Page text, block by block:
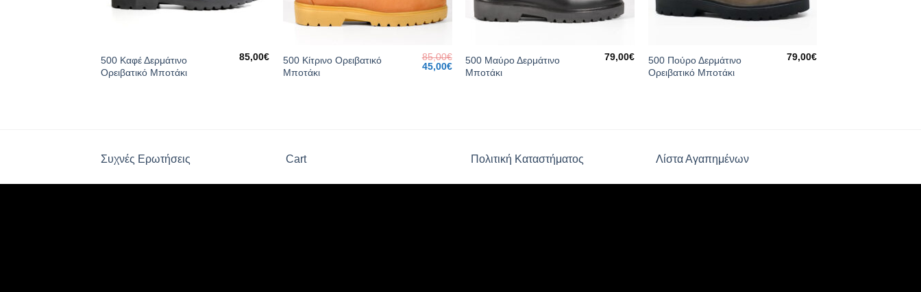
500 Καφέ Δερμάτινο
Ορειβατικό Μποτάκι
85,00€
500 Κίτρινο Ορειβατικό
Μποτάκι
85,00€
Original
45,00€Current
price
500 Μαύρο Δερμάτινο
Μποτάκι
79,00€
500 Πούρο Δερμάτινο
Ορειβατικό Μποτάκι
79,00€
Συχνές Ερωτήσεις Cart Πολιτική Καταστήματος Λίστα Αγαπημένων